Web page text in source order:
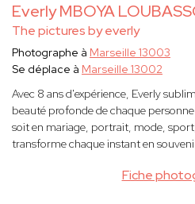
Everly MBOYA
The pictures by everly
Fiche
Photographe à Marseille 13003
Se déplace à Marseille 13002
Avec 8 ans d'expérience, Everly
beauté profonde de chaque
soit en mariage, portrait, mode,
transforme chaque instant en